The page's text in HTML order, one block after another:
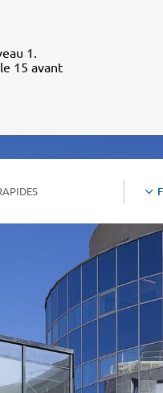
1.
15 avant